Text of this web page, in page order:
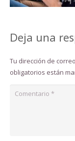
Deja una
Tu dirección de
obligatorios están